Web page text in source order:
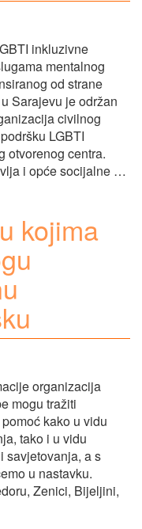
inkluzivne
mentalnog
od strane
Sarajevu je održan
civilnog
LGBTI
otvorenog centra.
i opće socijalne …
kojima
organizacija
mogu tražiti
kako u vidu
tako i u vidu
savjetovanja, a s
u nastavku.
Zenici, Bijeljini,